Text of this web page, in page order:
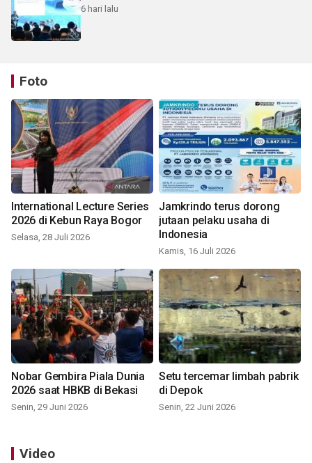
6 hari lalu
Foto
International Lecture Series
2026 di Kebun Raya Bogor
Selasa, 28 Juli 2026
Jamkrindo terus dorong
jutaan pelaku usaha di
Indonesia
Kamis, 16 Juli 2026
Nobar Gembira Piala Dunia
2026 saat HBKB di Bekasi
Senin, 29 Juni 2026
Setu tercemar limbah pabrik
di Depok
Senin, 22 Juni 2026
Video